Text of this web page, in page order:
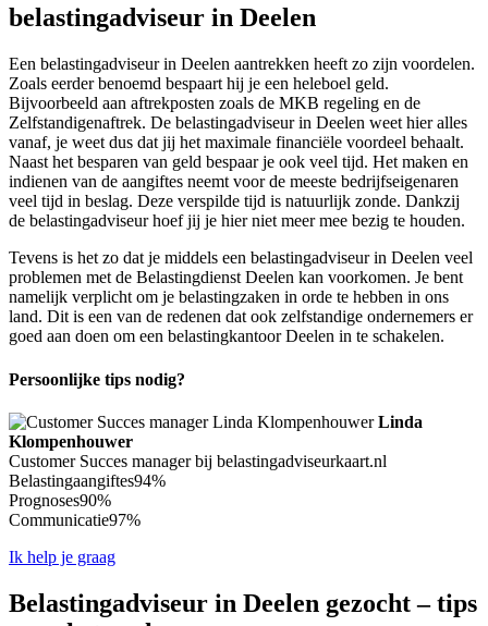
belastingadviseur in Deelen
Een belastingadviseur in Deelen aantrekken heeft zo zijn voordelen.
Zoals eerder benoemd bespaart hij je een heleboel geld.
Bijvoorbeeld aan aftrekposten zoals de MKB regeling en de
Zelfstandigenaftrek. De belastingadviseur in Deelen weet hier alles
vanaf, je weet dus dat jij het maximale financiële voordeel behaalt.
Naast het besparen van geld bespaar je ook veel tijd. Het maken en
indienen van de aangiftes neemt voor de meeste bedrijfseigenaren
veel tijd in beslag. Deze verspilde tijd is natuurlijk zonde. Dankzij
de belastingadviseur hoef jij je hier niet meer mee bezig te houden.
Tevens is het zo dat je middels een belastingadviseur in Deelen veel
problemen met de Belastingdienst Deelen kan voorkomen. Je bent
namelijk verplicht om je belastingzaken in orde te hebben in ons
land. Dit is een van de redenen dat ook zelfstandige ondernemers er
goed aan doen om een belastingkantoor Deelen in te schakelen.
Persoonlijke tips nodig?
Linda
Klompenhouwer
Customer Succes manager bij belastingadviseurkaart.nl
Belastingaangiftes94%
Prognoses90%
Communicatie97%
Ik help je graag
Belastingadviseur in Deelen gezocht – tips